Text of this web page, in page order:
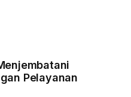
Pelayanan